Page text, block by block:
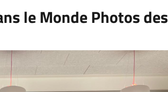
le Monde Photos des